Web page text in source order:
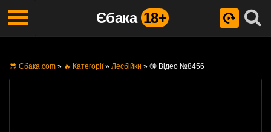
Єбака 18+
😎 Єбака.com » 🔥 Категорії» Лесбійки » 🔞 Відео №8456